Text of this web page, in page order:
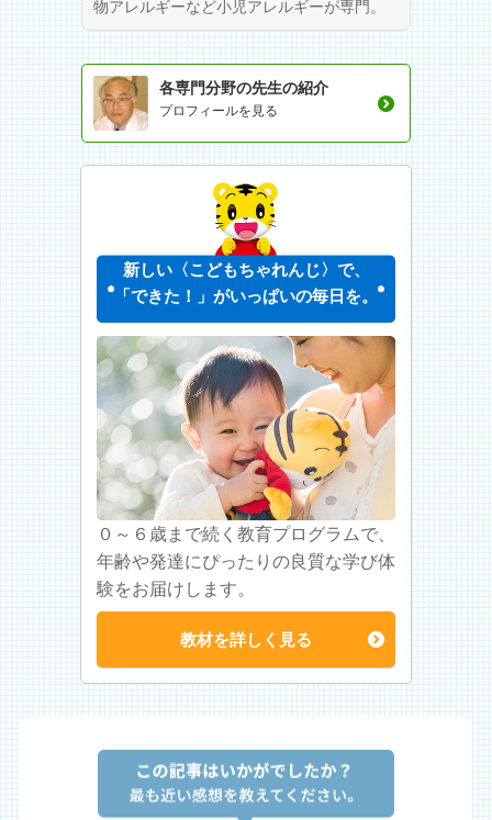
物アレルギーなど小児アレルギーが専門。
各専門分野の先生の紹介
プロフィールを見る
新しい〈こどもちゃれんじ〉で、
「できた！」がいっぱいの毎日を。
０～６歳まで続く教育プログラムで、
年齢や発達にぴったりの良質な学び体
験をお届けします。
教材を詳しく見る